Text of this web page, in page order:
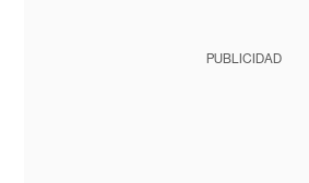
PUBLICIDAD